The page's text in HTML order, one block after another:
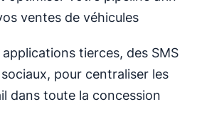
ventes de véhicules
tierces, des SMS
pour centraliser les
dans toute la concession